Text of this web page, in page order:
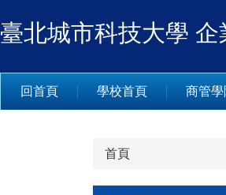
到
容
臺北城市科技大學
回首頁 學校首頁 商管
首頁